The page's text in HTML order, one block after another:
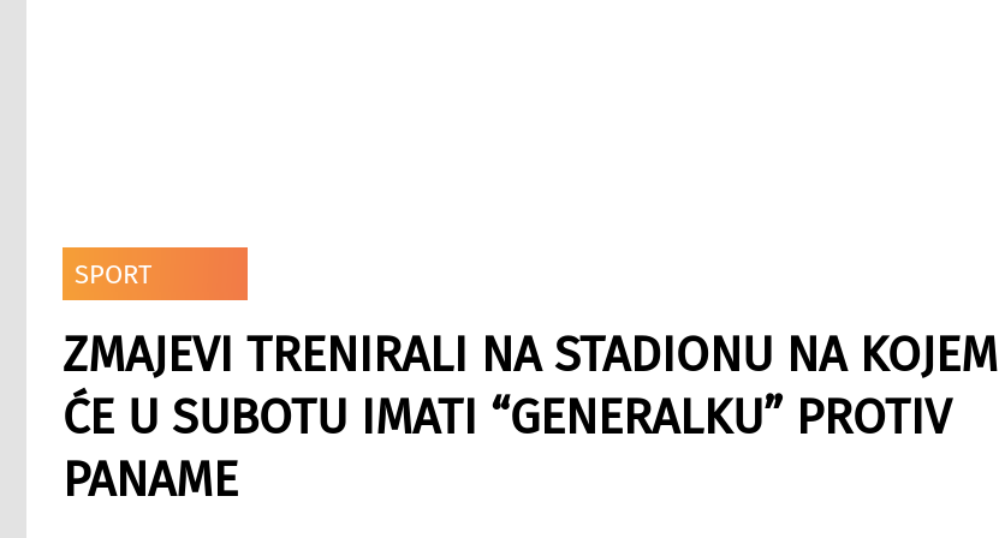
SPORT
ZMAJEVI TRENIRALI NA STADIONU NA KOJEM
ĆE U SUBOTU IMATI “GENERALKU” PROTIV
PANAME